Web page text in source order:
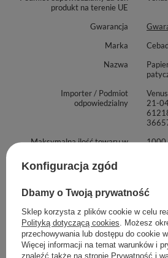
tworzywo sztuczneprodukt na terenie UE
Gwarancja
Marka
Nazwa
Importer / Podmiot
odpowiedzialny
21-
Maksymalna ilość towaru w
1000
Zobacz
Konfiguracja zgód
Dbamy o Twoją prywatność
Sklep korzysta z plików cookie w celu
Polityką dotyczącą cookies. Możesz
przechowywania lub dostępu do cookie
Więcej informacji na temat warunków i
znaleźć także na stronie Prywatność i